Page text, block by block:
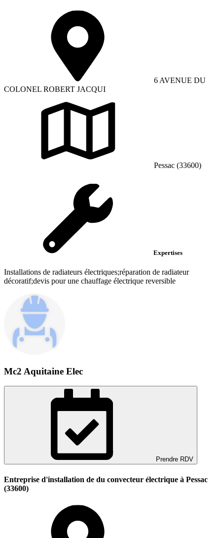
6 AVENUE DU
COLONEL ROBERT JACQUI
Pessac (33600)
Expertises
Installations de radiateurs électriques;réparation de radiateur
décoratif;devis pour une chauffage électrique reversible
Mc2 Aquitaine Elec
Prendre RDV
Entreprise d'installation de du convecteur électrique à Pessac
(33600)